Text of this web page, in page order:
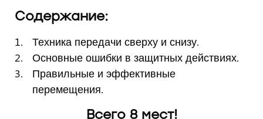
Содержание:
Техника передачи сверху и снизу.
Основные ошибки в защитных действиях.
Правильные и эффективные
перемещения.
Всего 8 мест!